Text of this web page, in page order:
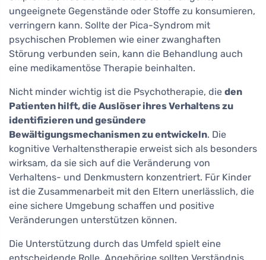
ungeeignete Gegenstände oder Stoffe zu konsumieren,
verringern kann. Sollte der Pica-Syndrom mit
psychischen Problemen wie einer zwanghaften
Störung verbunden sein, kann die Behandlung auch
eine medikamentöse Therapie beinhalten.
Nicht minder wichtig ist die Psychotherapie, die den
Patienten hilft, die Auslöser ihres Verhaltens zu
identifizieren und gesündere
Bewältigungsmechanismen zu entwickeln. Die
kognitive Verhaltenstherapie erweist sich als besonders
wirksam, da sie sich auf die Veränderung von
Verhaltens- und Denkmustern konzentriert. Für Kinder
ist die Zusammenarbeit mit den Eltern unerlässlich, die
eine sichere Umgebung schaffen und positive
Veränderungen unterstützen können.
Die Unterstützung durch das Umfeld spielt eine
entscheidende Rolle. Angehörige sollten Verständnis